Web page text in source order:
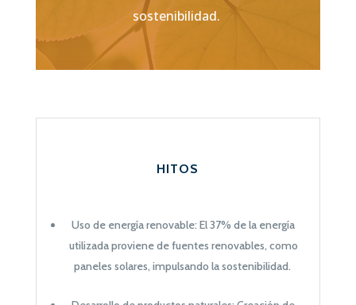
sostenibilidad.
HITOS
Uso de energía renovable: El 37% de la energía
utilizada proviene de fuentes renovables, como
paneles solares, impulsando la sostenibilidad.